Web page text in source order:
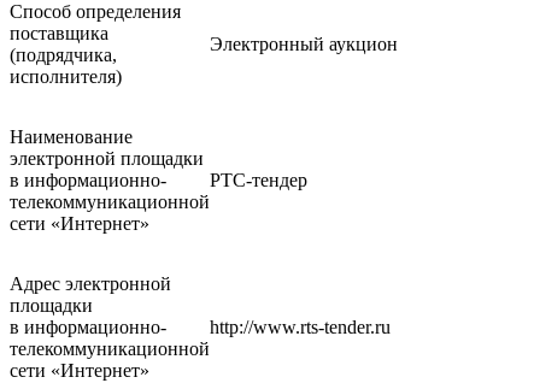
Способ определения
поставщика
(подрядчика,
исполнителя)
Электронный аукцион
Наименование
электронной площадки
в информационно-
телекоммуникационной
сети «Интернет»
РТС-тендер
Адрес электронной
площадки
в информационно-
телекоммуникационной
сети «Интернет»
http://www.rts-tender.ru